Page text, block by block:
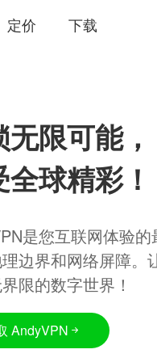
定价 下载
限可能，
球精彩！
是您互联网体验
边界和网络屏障。
限的数字世界！
AndyVPN